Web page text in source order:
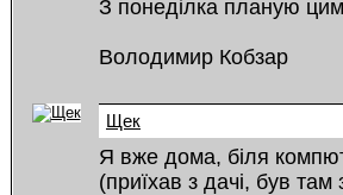
З понеділка планую
Володимир Кобзар
Щек
Я вже дома, біля
(приїхав з дачі, був там